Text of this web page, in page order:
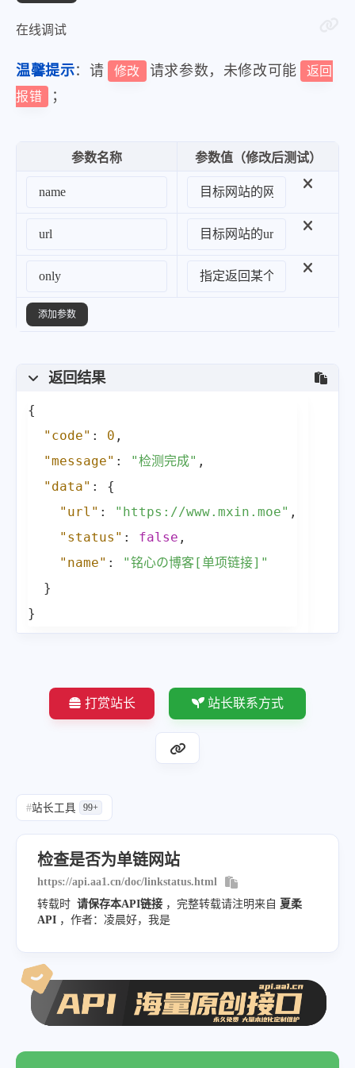
在线调试
温馨提示：请 修改 请求参数，未修改可能
返回
报错
；
参数名称 参数值（修改后测试）
添加参数
返回结果
{
"code" : 0 ,
"message" : "检测完成" ,
"data" :
{
"url" : "https://www.mxin.moe" ,
"status" : false ,
"name" :
"铭心の博客[单项链接]"
}
}
打赏站长 站长联系方式
#站长工具 99+
检查是否为单链网站
https://api.aa1.cn/doc/linkstatus.html
转载时 请保存本API链接 ，完整转载请注明来自 夏柔
API ，作者：凌晨好，我是